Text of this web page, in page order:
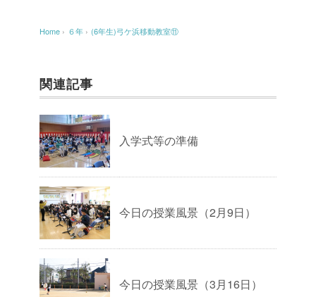
Home › ６年 › (6年生)弓ケ浜移動教室⑪
関連記事
入学式等の準備
今日の授業風景（2月9日）
今日の授業風景（3月16日）